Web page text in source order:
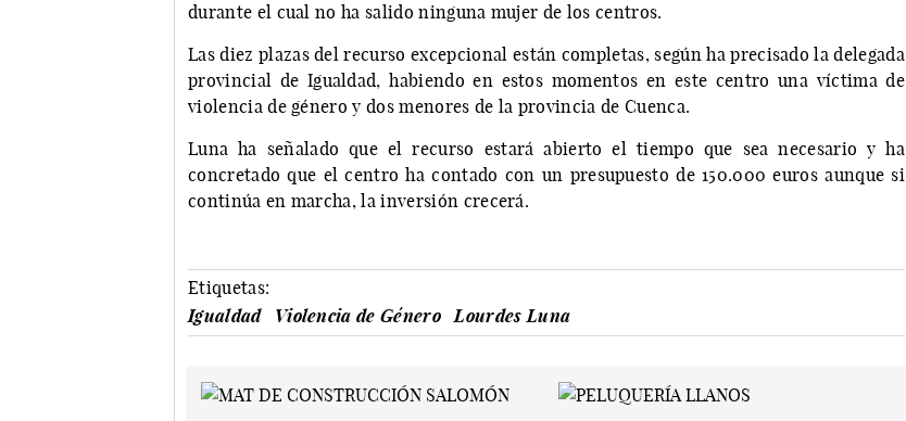
durante el cual no ha salido ninguna mujer de los centros.
Las diez plazas del recurso excepcional están completas, según ha precisado la delegada
provincial de Igualdad, habiendo en estos momentos en este centro una víctima de
violencia de género y dos menores de la provincia de Cuenca.
Luna ha señalado que el recurso estará abierto el tiempo que sea necesario y ha
concretado que el centro ha contado con un presupuesto de 150.000 euros aunque si
continúa en marcha, la inversión crecerá.
Etiquetas:
Igualdad
Violencia de Género Lourdes Luna